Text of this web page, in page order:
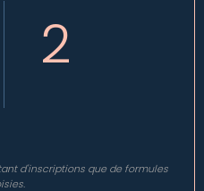
2
d'inscriptions que de formules